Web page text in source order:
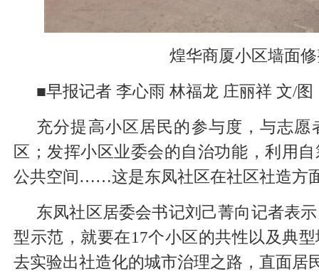
煌华商厦小区墙面
■早报记者 李心雨 林福龙 庄丽祥 文/图
充分提高小区居民的参与度，与志愿
区；发挥小区业委会的自治功能，利用
公共空间……这是东凤社区在社区社造方
东凤社区居委会书记刘己菁向记者表
型示范，就要在17个小区的共性以及典
去实验出社造化的城市治理之路，直面居